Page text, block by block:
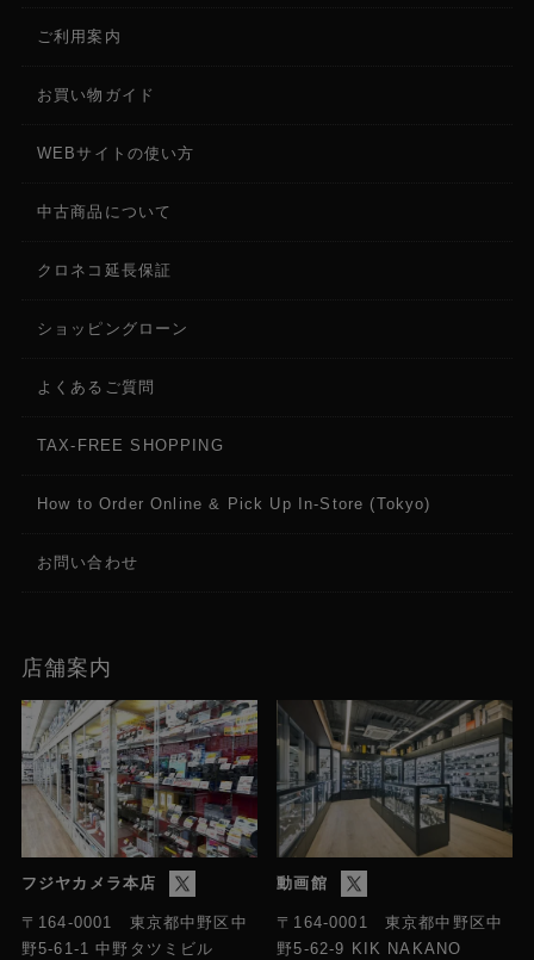
ご利用案内
お買い物ガイド
WEBサイトの使い方
中古商品について
クロネコ延長保証
ショッピングローン
よくあるご質問
TAX-FREE SHOPPING
How to Order Online & Pick Up In-Store (Tokyo)
お問い合わせ
店舗案内
フジヤカメラ本店
〒164-0001 東京都中野区中
野5-61-1 中野タツミビル
動画館
〒164-0001 東京都中野区中
野5-62-9 KIK NAKANO